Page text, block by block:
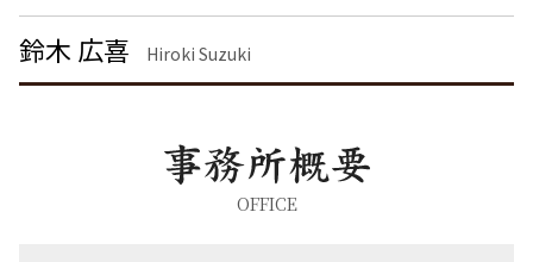
刑事事件 日本
詐欺罪 時効
刑事事件 千葉県 弁護士
企業法務 渋谷区 弁護士
不動産トラブル 渋谷区 弁護士
企業法務 東京都 弁護士
労働問題 品川区 弁護士
鈴木 広喜 Hiroki Suzuki
OFFICE